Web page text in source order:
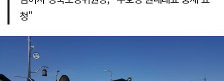
청"